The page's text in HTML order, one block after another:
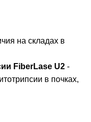
на складах в
FiberLase U2 -
в почках,